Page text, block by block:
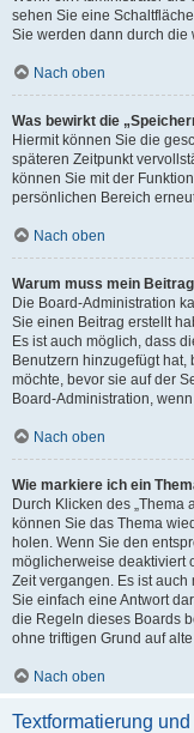
sehen Sie eine
Sie werden dann durch die
Nach oben
Was bewirkt die
Hiermit können Sie die
späteren Zeitpunkt
können Sie mit der
persönlichen Bereich
Nach oben
Warum muss mein
Die Board-Administration
Sie einen Beitrag erstellt
Es ist auch möglich, dass
Benutzern hinzugefügt
möchte, bevor sie auf der
Board-Administration,
Nach oben
Wie markiere ich ein
Durch Klicken des „Thema
können Sie das Thema
holen. Wenn Sie den
möglicherweise deaktiviert
Zeit vergangen. Es ist
Sie einfach eine Antwort
die Regeln dieses Boards
ohne triftigen Grund auf
Nach oben
Textformatierung